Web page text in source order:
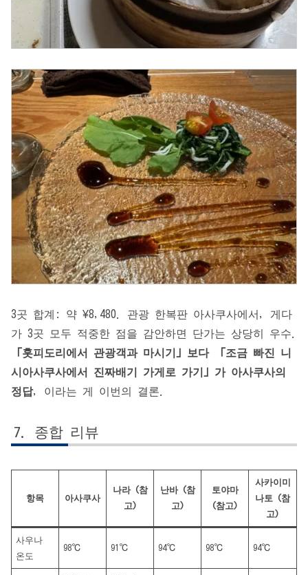
3곳 합계: 약 ¥8,480. 관광 한복판 아사쿠사에서, 게다
가 3곳 모두 적중한 점을 감안하면 단가는 상당히 우수.
「홋피도리에서 관광객과 마시기」보다 「조금 빠진 니
시아사쿠사에서 진짜배기 가게로 가기」가 아사쿠사의
정답, 이라는 게 이번의 결론.
종합 리뷰
항목 아사쿠사
나라 (참
고)
난바 (참
고)
토야마
(참고)
사카이미
나토 (참
고)
사우나
온도
98℃ 91℃ 94℃ 98℃ 94℃